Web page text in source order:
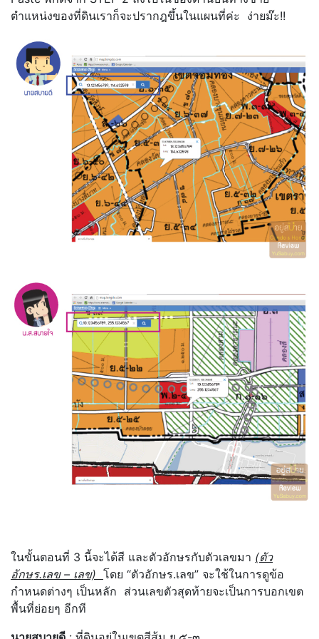
ตำแหน่งของที่ดินเราก็จะปรากฎขึ้นในแผนที่ค่ะ ง่ายม๊ะ!!
ในขั้นตอนที่ 3 นี้จะได้สี และตัวอักษรกับตัวเลขมา (ตัว
อักษร.เลข – เลข) โดย “ตัวอักษร.เลข” จะใช้ในการดูข้อ
กำหนดต่างๆ เป็นหลัก ส่วนเลขตัวสุดท้ายจะเป็นการบอกเขต
พื้นที่ย่อยๆ อีกที